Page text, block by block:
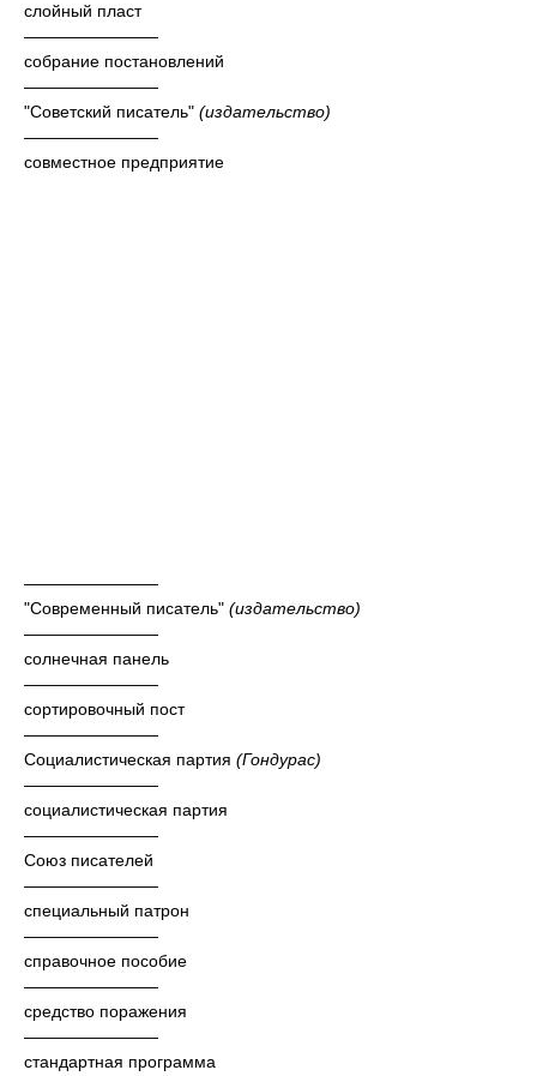
слойный пласт
————————
собрание постановлений
————————
"Советский писатель" (издательство)
————————
совместное предприятие
————————
"Современный писатель" (издательство)
————————
солнечная панель
————————
сортировочный пост
————————
Социалистическая партия (Гондурас)
————————
социалистическая партия
————————
Союз писателей
————————
специальный патрон
————————
справочное пособие
————————
средство поражения
————————
стандартная программа